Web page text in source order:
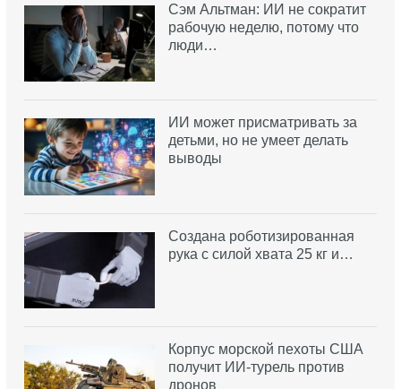
Сэм Альтман: ИИ не сократит
рабочую неделю, потому что
люди…
ИИ может присматривать за
детьми, но не умеет делать
выводы
Создана роботизированная
рука с силой хвата 25 кг и…
Корпус морской пехоты США
получит ИИ-турель против
дронов